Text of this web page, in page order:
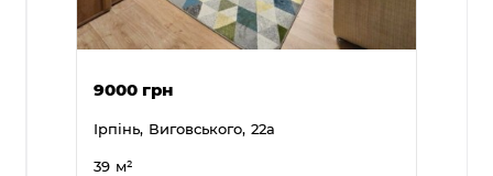
9000 грн
Ірпінь, Виговського, 22а
39 м²